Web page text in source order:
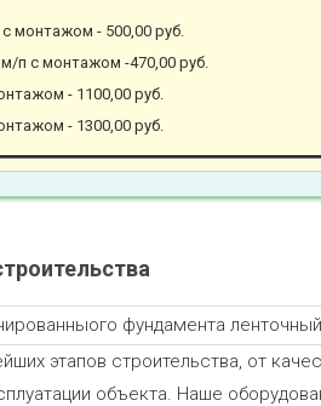
монтажом - 500,00 руб.
п с монтажом -470,00 руб.
- 1100,00 руб.
- 1300,00 руб.
этапов строительства, от
объекта. Наше